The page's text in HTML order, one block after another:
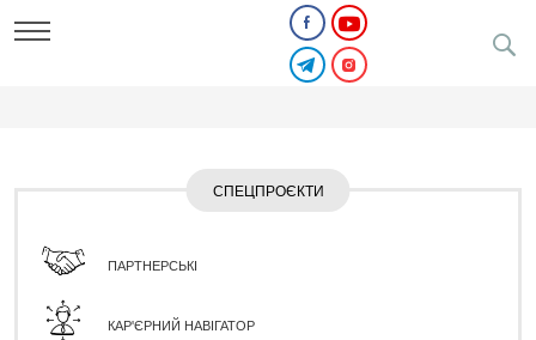
СПЕЦПРОЄКТИ
ПАРТНЕРСЬКІ
КАР'ЄРНИЙ НАВІГАТОР